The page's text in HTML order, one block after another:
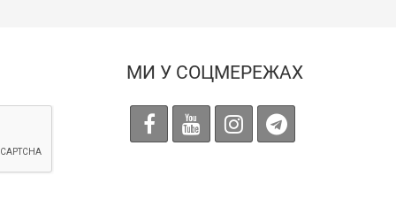
МИ У СОЦМЕРЕЖАХ